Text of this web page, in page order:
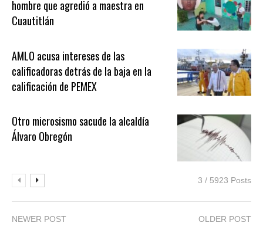
hombre que agredió a maestra en
Cuautitlán
AMLO acusa intereses de las
calificadoras detrás de la baja en la
calificación de PEMEX
Otro microsismo sacude la alcaldía
Álvaro Obregón
3 / 5923 Posts
NEWER POST OLDER POST